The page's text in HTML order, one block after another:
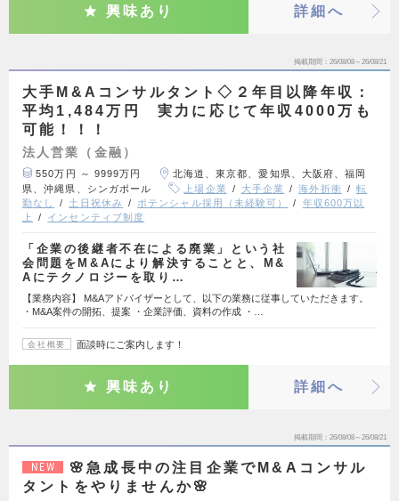
興味あり 詳細へ
掲載期間 26/08/08～26/08/21
大手M&Aコンサルタント◇２年目以降年収：
平均1,484万円 実力に応じて年収4000万も
可能！！！
法人営業（金融）
550万円 ～ 9999万円
北海道、東京都、愛知県、大阪府、福岡
県、沖縄県、シンガポール
上場企業 大手企業 海外折衝
転
勤なし
土日祝休み ポテンシャル採用（未経験可）
年収600万以
上
インセンティブ制度
「企業の後継者不在による廃業」という社
会問題をM&Aにより解決することと、M&
Aにテクノロジーを取り…
【業務内容】 M&Aアドバイザーとして、以下の業務に従事していただきます。
・M&A案件の開拓、提案 ・企業評価、資料の作成 ・…
会社概要 面談時にご案内します！
興味あり 詳細へ
掲載期間 26/08/08～26/08/21
NEW
🌸急成長中の注目企業でM&Aコンサル
タントをやりませんか🌸